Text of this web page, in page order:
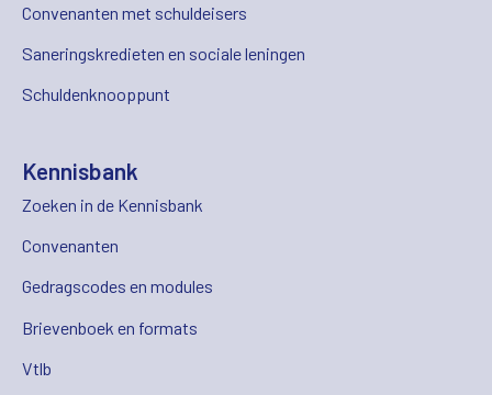
Convenanten met schuldeisers
Saneringskredieten en sociale leningen
Schuldenknooppunt
Kennisbank
Zoeken in de Kennisbank
Convenanten
Gedragscodes en modules
Brievenboek en formats
Vtlb